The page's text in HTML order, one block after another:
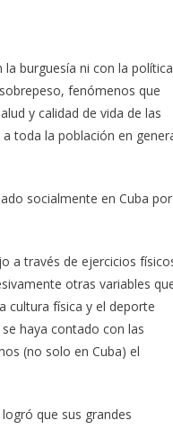
burguesía ni con la
fenómenos que
y calidad de vida de las
toda la población en
socialmente en Cuba por
a través de ejercicios
otras variables
cultura física y el deporte
haya contado con las
(no solo en Cuba) el
que sus grandes